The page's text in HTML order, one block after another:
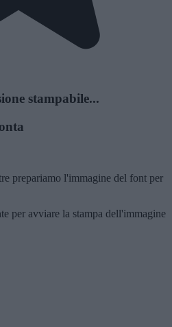
stampabile...
prepariamo l'immagine del font per
per avviare la stampa dell'immagine